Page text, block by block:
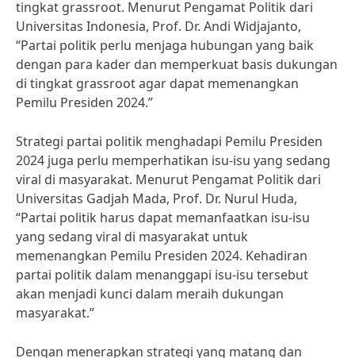
tingkat grassroot. Menurut Pengamat Politik dari
Universitas Indonesia, Prof. Dr. Andi Widjajanto,
“Partai politik perlu menjaga hubungan yang baik
dengan para kader dan memperkuat basis dukungan
di tingkat grassroot agar dapat memenangkan
Pemilu Presiden 2024.”
Strategi partai politik menghadapi Pemilu Presiden
2024 juga perlu memperhatikan isu-isu yang sedang
viral di masyarakat. Menurut Pengamat Politik dari
Universitas Gadjah Mada, Prof. Dr. Nurul Huda,
“Partai politik harus dapat memanfaatkan isu-isu
yang sedang viral di masyarakat untuk
memenangkan Pemilu Presiden 2024. Kehadiran
partai politik dalam menanggapi isu-isu tersebut
akan menjadi kunci dalam meraih dukungan
masyarakat.”
Dengan menerapkan strategi yang matang dan